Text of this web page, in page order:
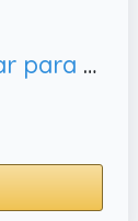
CMP Chaqueta de forro polar para niño., 98